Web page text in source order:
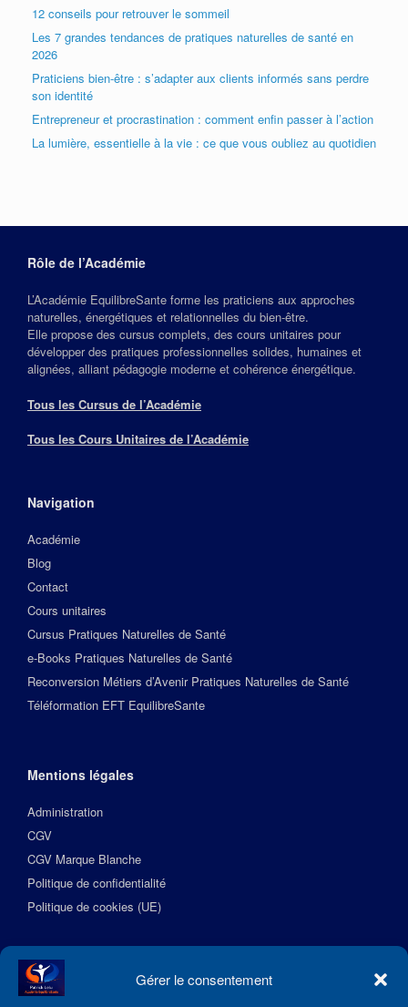
Gérer le consentement
12 conseils pour retrouver le sommeil
Les 7 grandes tendances de pratiques naturelles de santé en
2026
Praticiens bien-être : s’adapter aux clients informés sans perdre
son identité
Entrepreneur et procrastination : comment enfin passer à l’action
La lumière, essentielle à la vie : ce que vous oubliez au quotidien
Rôle de l’Académie
L’Académie EquilibreSante forme les praticiens aux approches
naturelles, énergétiques et relationnelles du bien‑être.
Elle propose des cursus complets, des cours unitaires pour
développer des pratiques professionnelles solides, humaines et
alignées, alliant pédagogie moderne et cohérence énergétique.
Tous les Cursus de l’Académie
Tous les Cours Unitaires de l’Académie
Navigation
Académie
Blog
Contact
Cours unitaires
Cursus Pratiques Naturelles de Santé
e-Books Pratiques Naturelles de Santé
Reconversion Métiers d’Avenir Pratiques Naturelles de Santé
Téléformation EFT EquilibreSante
Mentions légales
Administration
CGV
CGV Marque Blanche
Politique de confidentialité
Politique de cookies (UE)
Suivez l’Académie EquilibreSante